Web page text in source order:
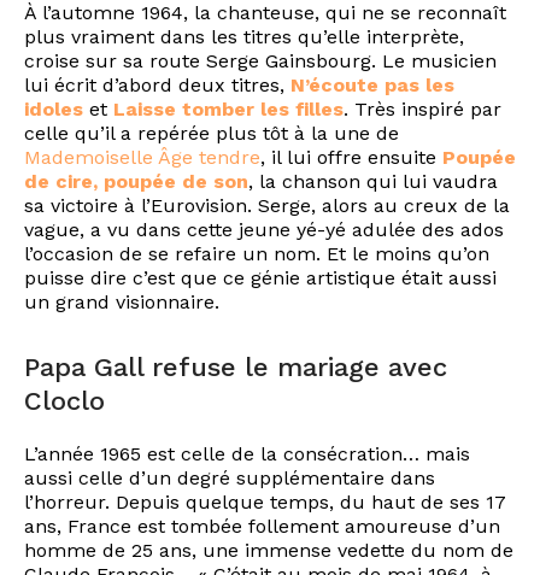
À l’automne 1964, la chanteuse, qui ne se reconnaît
plus vraiment dans les titres qu’elle interprète,
croise sur sa route Serge Gainsbourg. Le musicien
lui écrit d’abord deux titres, N’écoute pas les
idoles et Laisse tomber les filles. Très inspiré par
celle qu’il a repérée plus tôt à la une de
Mademoiselle Âge tendre, il lui offre ensuite Poupée
de cire, poupée de son, la chanson qui lui vaudra
sa victoire à l’Eurovision. Serge, alors au creux de la
vague, a vu dans cette jeune yé-yé adulée des ados
l’occasion de se refaire un nom. Et le moins qu’on
puisse dire c’est que ce génie artistique était aussi
un grand visionnaire.
Papa Gall refuse le mariage avec
Cloclo
L’année 1965 est celle de la consécration… mais
aussi celle d’un degré supplémentaire dans
l’horreur. Depuis quelque temps, du haut de ses 17
ans, France est tombée follement amoureuse d’un
homme de 25 ans, une immense vedette du nom de